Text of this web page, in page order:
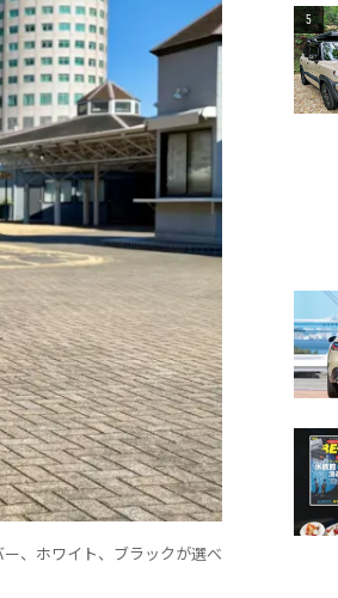
、ホワイト、ブラックが選べ
5